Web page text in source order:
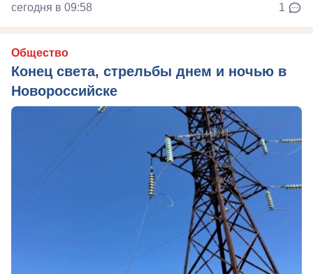
сегодня в 09:58 1
Общество
Конец света, стрельбы днем и ночью в
Новороссийске